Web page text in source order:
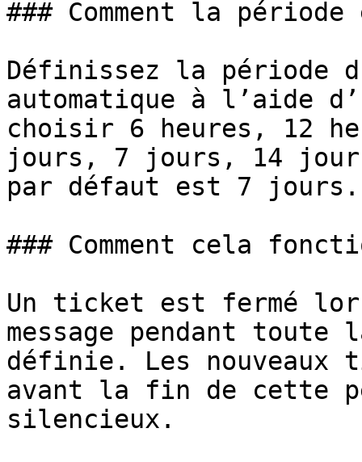
### Comment la
Définissez la période
automatique à l’aide
choisir 6 heures, 12
jours, 7 jours, 14
par défaut est 7 jours.
### Comment cela
Un ticket est fermé
message pendant toute
définie. Les nouveaux
avant la fin de cette
silencieux.